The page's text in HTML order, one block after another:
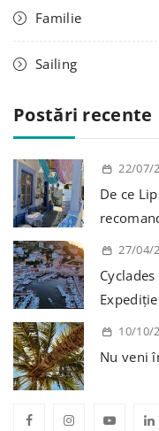
p
:
Familie
Sailing
Postări recente
22/07/
De ce
27/04/
10/10/
Nu veni